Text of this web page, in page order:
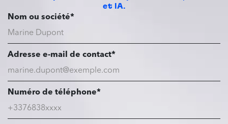
et IA.
Nom ou société*
Adresse e-mail de contact*
Numéro de téléphone*